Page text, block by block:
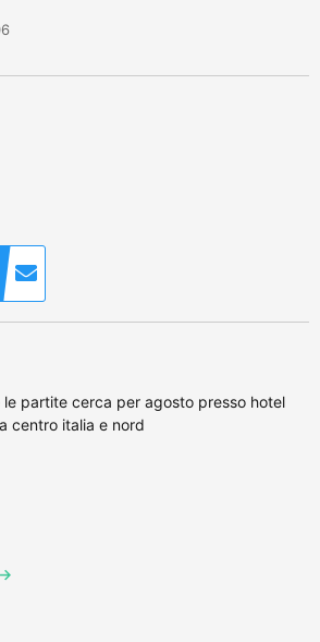
partite cerca per agosto presso hotel
centro italia e nord